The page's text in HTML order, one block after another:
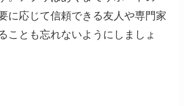
に応じて信頼できる友人や専門家
ことも忘れないようにしましょ